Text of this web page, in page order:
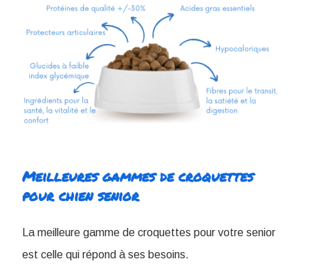
Meilleures gammes de croquettes
pour chien senior
La meilleure gamme de croquettes pour votre senior
est celle qui répond à ses besoins.